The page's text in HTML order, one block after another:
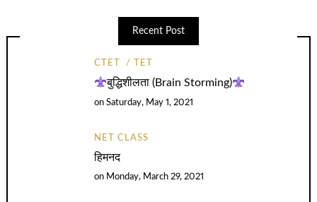
Recent Post
CTET TET
बुद्धिशीलता (Brain Storming)
onSaturday, May 1, 2021
NET CLASS
हिमनद
on Monday, March 29, 2021